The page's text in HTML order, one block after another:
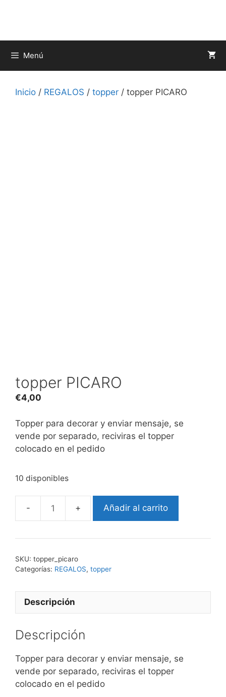
Menú
Inicio / REGALOS / topper / topper PICARO
topper PICARO
€4,00
Topper para decorar y enviar mensaje, se
vende por separado, reciviras el topper
colocado en el pedido
10 disponibles
topper
cantidad
Añadir al carrito
SKU: topper_picaro
Categorías: REGALOS, topper
Descripción
Descripción
Topper para decorar y enviar mensaje, se
vende por separado, reciviras el topper
colocado en el pedido